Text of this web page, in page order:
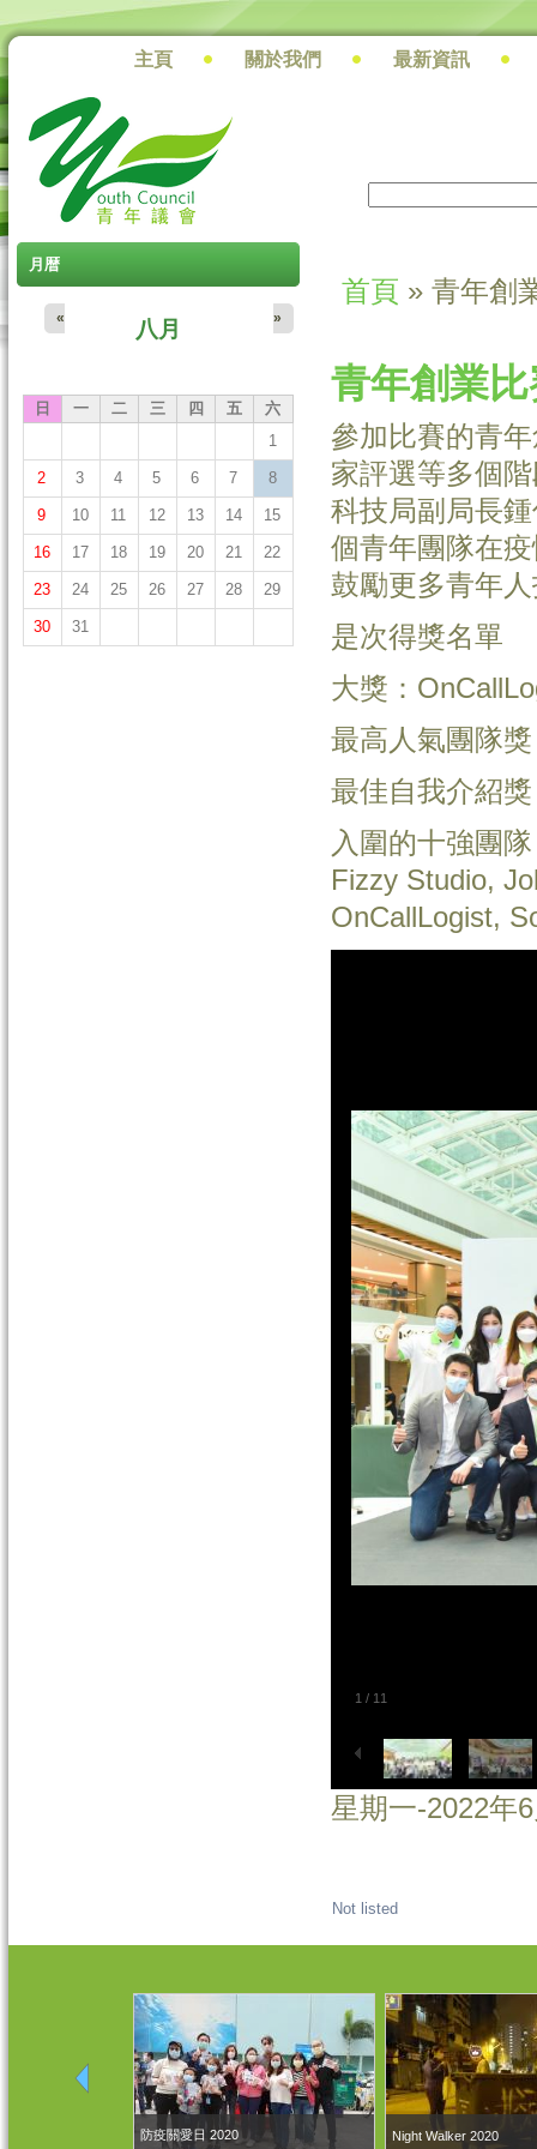
搜尋
主頁 關於我們 最新資訊
月暦
八月
« »
日 一 二 三 四 五
六
1
2 3 4 5 6 7 8
9 10 11 12 13 14 15
16 17 18 19 20 21 22
23 24 25 26 27 28 29
30 31
您在這裡
首頁 » 青年創
青年創業
參加比賽的青
家評選等多個
科技局副局長
個青年團隊在
鼓勵更多青年
是次得獎名單
大獎：
最高人氣團隊
最佳自我介紹
入圍的十強團
Fizzy Studio,
OnCallLogist,
1 / 11
星期一-2022年
Not listed
防疫關愛日 2020 Night Walker 2020